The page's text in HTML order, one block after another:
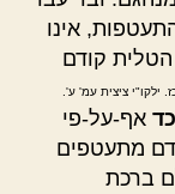
אינו
קודם
ילקו"י ציצית עמ' ע'.
כד אף-על-פי
מתעטפים
ברכת